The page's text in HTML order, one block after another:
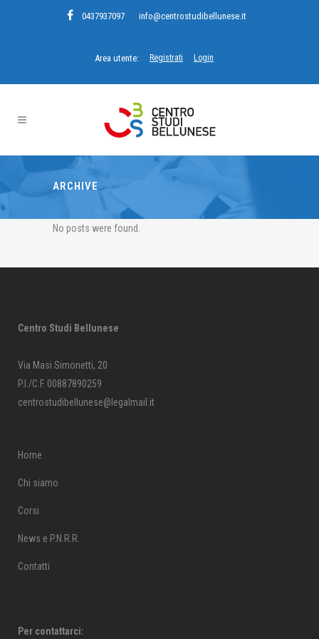
0437937097 info@centrostudibellunese.it
Area utente: Registrati Login
ARCHIVE
No posts were found.
Centro Studi Bellunese
Via Masi Simonetti, 20
P.I./C.F. 00887890259
centrostudibellunese@legalmail.it
Home
Chi siamo
Corsi
News e P.N.R.R.
Contatti
Per contattarci: